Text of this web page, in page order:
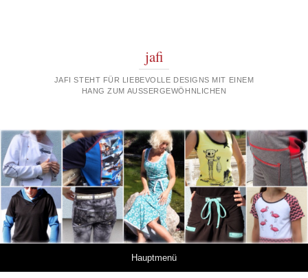
jafi
JAFI STEHT FÜR LIEBEVOLLE DESIGNS MIT EINEM
HANG ZUM AUSSERGEWÖHNLICHEN
Hauptmenü